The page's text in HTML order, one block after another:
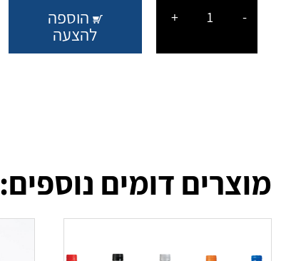
Quantity-
+ הוספה
להצעה
מוצרים דומים נוספים: